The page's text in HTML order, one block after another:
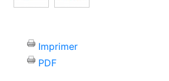
Imprimer
PDF